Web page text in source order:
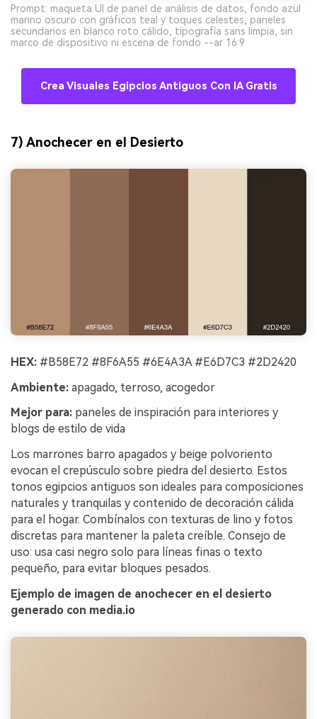
Prompt: maqueta UI de panel de análisis de datos, fondo azul
marino oscuro con gráficos teal y toques celestes, paneles
secundarios en blanco roto cálido, tipografía sans limpia, sin
marco de dispositivo ni escena de fondo --ar 16:9
Crea Visuales Egipcios Antiguos Con IA Gratis
7) Anochecer en el Desierto
HEX: #B58E72 #8F6A55 #6E4A3A #E6D7C3 #2D2420
Ambiente: apagado, terroso, acogedor
Mejor para: paneles de inspiración para interiores y
blogs de estilo de vida
Los marrones barro apagados y beige polvoriento
evocan el crepúsculo sobre piedra del desierto. Estos
tonos egipcios antiguos son ideales para composiciones
naturales y tranquilas y contenido de decoración cálida
para el hogar. Combínalos con texturas de lino y fotos
discretas para mantener la paleta creíble. Consejo de
uso: usa casi negro solo para líneas finas o texto
pequeño, para evitar bloques pesados.
Ejemplo de imagen de anochecer en el desierto
generado con media.io